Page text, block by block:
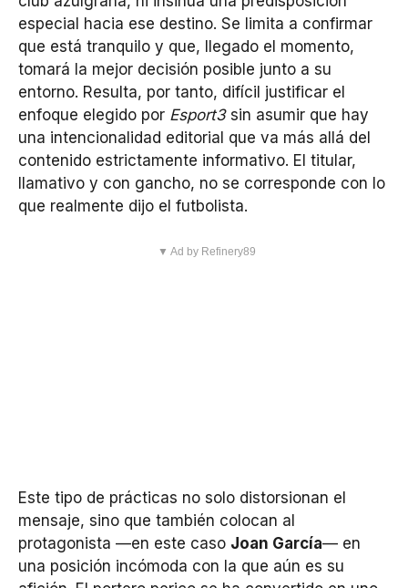
especial hacia ese destino. Se limita a confirmar
que está tranquilo y que, llegado el momento,
tomará la mejor decisión posible junto a su
entorno. Resulta, por tanto, difícil justificar el
enfoque elegido por Esport3sin asumir que hay
una intencionalidad editorial que va más allá del
contenido estrictamente informativo. El titular,
llamativo y con gancho, no se corresponde con lo
que realmente dijo el futbolista.
▼ Ad by Refinery89
Este tipo de prácticas no solo distorsionan el
mensaje, sino que también colocan al
protagonista —en este caso Joan García— en
una posición incómoda con la que aún es su